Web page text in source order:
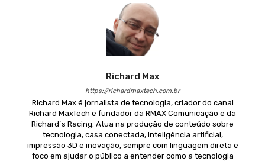
Richard Max
https://richardmaxtech.com.br
Richard Max é jornalista de tecnologia, criador do canal
Richard MaxTech e fundador da RMAX Comunicação e da
Richard´s Racing. Atua na produção de conteúdo sobre
tecnologia, casa conectada, inteligência artificial,
impressão 3D e inovação, sempre com linguagem direta e
foco em ajudar o público a entender como a tecnologia